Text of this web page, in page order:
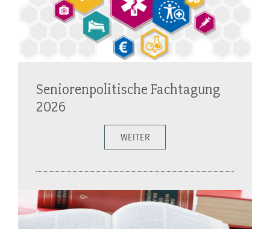
Seniorenpolitische Fachtagung
2026
WEITER